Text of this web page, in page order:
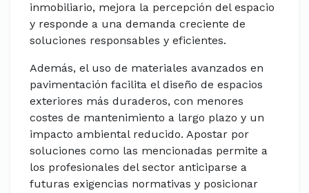
inmobiliario, mejora la percepción del espacio
y responde a una demanda creciente de
soluciones responsables y eficientes.
Además, el uso de materiales avanzados en
pavimentación facilita el diseño de espacios
exteriores más duraderos, con menores
costes de mantenimiento a largo plazo y un
impacto ambiental reducido. Apostar por
soluciones como las mencionadas permite a
los profesionales del sector anticiparse a
futuras exigencias normativas y posicionar